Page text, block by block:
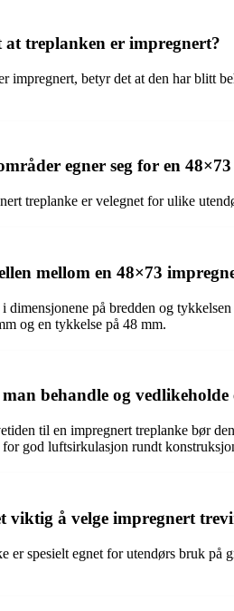
at treplanken er impregnert?
impregnert, betyr det at den har blitt
egner seg for en
treplanke er velegnet for ulike
mellom en 48×73
dimensjonene på bredden og
og en tykkelse på 48 mm.
behandle og
til en impregnert treplanke bør
god luftsirkulasjon rundt
viktig å velge impregnert
er spesielt egnet for utendørs bruk